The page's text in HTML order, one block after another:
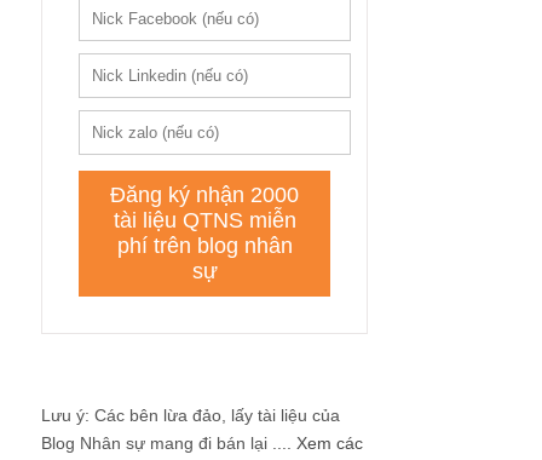
Lưu ý: Các bên lừa đảo, lấy tài liệu của
Blog Nhân sự mang đi bán lại .... Xem các